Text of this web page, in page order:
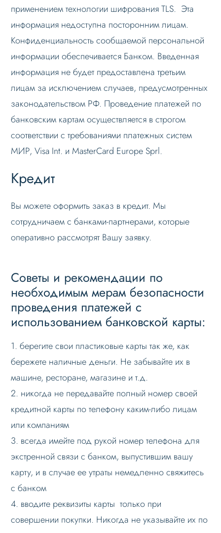
применением технологии шифрования TLS. Эта
информация недоступна посторонним лицам.
Конфиденциальность сообщаемой персональной
информации обеспечивается Банком. Введенная
информация не будет предоставлена третьим
лицам за исключением случаев, предусмотренных
законодательством РФ. Проведение платежей по
банковским картам осуществляется в строгом
соответствии с требованиями платежных систем
МИР, Visa Int. и MasterCard Europe Sprl.
Кредит
Вы можете оформить заказ в кредит. Мы
сотрудничаем с банками-партнерами, которые
оперативно рассмотрят Вашу заявку.
Советы и рекомендации по
необходимым мерам безопасности
проведения платежей с
использованием банковской карты:
1. берегите свои пластиковые карты так же, как
бережете наличные деньги. Не забывайте их в
машине, ресторане, магазине и т.д.
2. никогда не передавайте полный номер своей
кредитной карты по телефону каким-либо лицам
или компаниям
3. всегда имейте под рукой номер телефона для
экстренной связи с банком, выпустившим вашу
карту, и в случае ее утраты немедленно свяжитесь
с банком
4. вводите реквизиты карты только при
совершении покупки. Никогда не указывайте их по